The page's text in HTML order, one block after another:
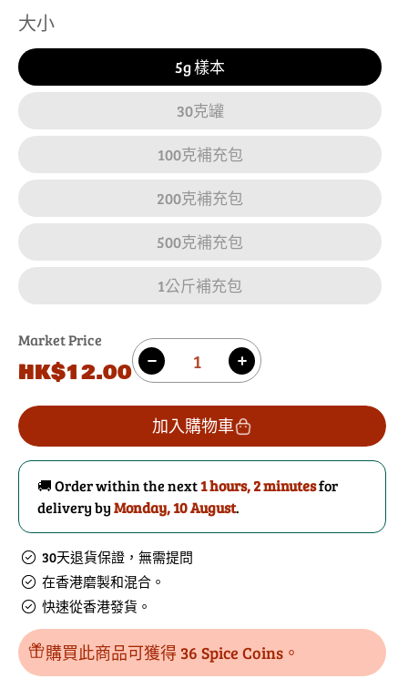
大小
5g 樣本
30克罐
100克補充包
200克補充包
500克補充包
1公斤補充包
Market Price
原
價
HK$12.00
數
量 減
黑
荳
蔻
粉
的
數
量
增
黑
荳
蔻
粉
量
加入購物車
🚚 Order within the next1 hours, 2 minutesfor
delivery byMonday, 10 August.
30天退貨保證，無需提問
在香港磨製和混合。
快速從香港發貨。
購買此商品可獲得 36 Spice Coins。